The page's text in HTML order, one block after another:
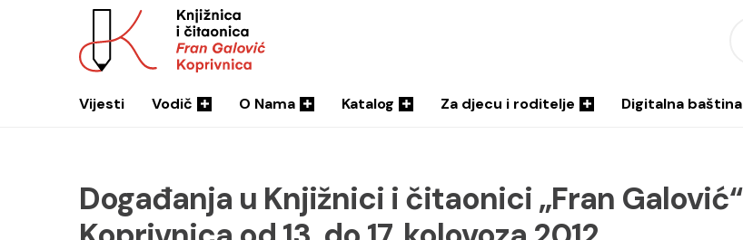
Vijesti Vodič O Nama Katalog Za djecu i roditelje Digitalna baština
Događanja u Knjižnici i čitaonici „Fran Galović“